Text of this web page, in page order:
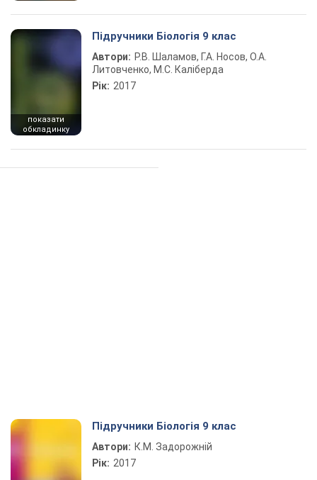
показати
обкладинку
Підручники Біологія 9 клас
Автори: Р.В. Шаламов, Г.А. Носов, О.А.
Литовченко, М.С. Каліберда
Рік: 2017
Підручники Біологія 9 клас
Автори: К.М. Задорожній
Рік: 2017